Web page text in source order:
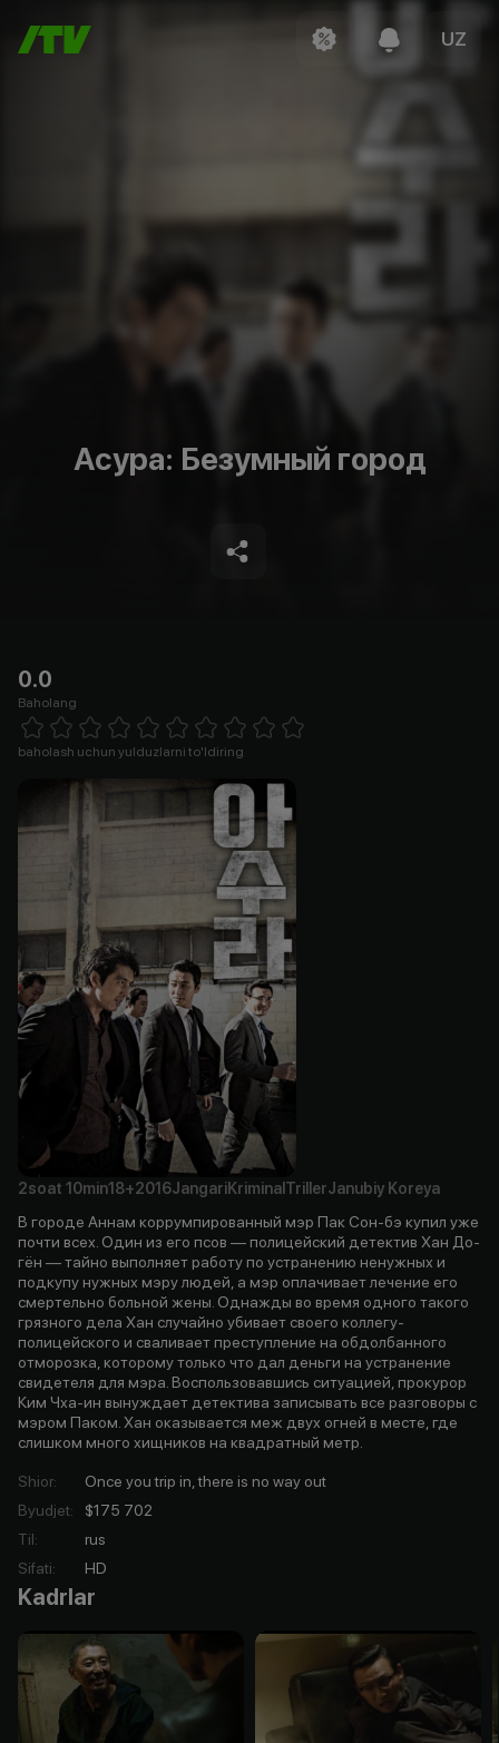
UZ
Асура: Безумный город
0.0
Baholang
1 Star 2 Stars 3 Stars 4 Stars5 Stars 6 Stars7 Stars8 Stars
baholash uchun yulduzlarni to'ldiring
2soat 10min18+2016JangariKriminal TrillerJanubiy Koreya
В городе Аннам коррумпированный мэр Пак Сон-бэ купил уже
почти всех. Один из его псов — полицейский детектив Хан До-
гён — тайно выполняет работу по устранению ненужных и
подкупу нужных мэру людей, а мэр оплачивает лечение его
смертельно больной жены. Однажды во время одного такого
грязного дела Хан случайно убивает своего коллегу-
полицейского и сваливает преступление на обдолбанного
отморозка, которому только что дал деньги на устранение
свидетеля для мэра. Воспользовавшись ситуацией, прокурор
Ким Чха-ин вынуждает детектива записывать все разговоры с
мэром Паком. Хан оказывается меж двух огней в месте, где
слишком много хищников на квадратный метр.
Shior:
Once you trip in, there is no way out
Byudjet:
$175 702
Til:
rus
Sifati: HD
Kadrlar